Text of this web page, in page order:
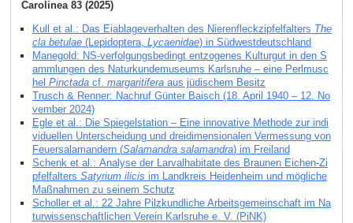
Carolinea 83 (2025)
Kull et al.: Das Eiablageverhalten des Nierenfleckzipfelfalters The
cla betulae(Lepidoptera, Lycaenidae) in Südwestdeutschland
Manegold: NS-verfolgungsbedingt entzogenes Kulturgut in den S
ammlungen des Naturkundemuseums Karlsruhe – eine Perlmusc
hel Pinctada cf. margaritiferaaus jüdischem Besitz
Trusch & Renner: Nachruf Günter Baisch (18. April 1940 – 12. No
vember 2024)
Egle et al.: Die Spiegelstation – Eine innovative Methode zur indi
viduellen Unterscheidung und dreidimensionalen Vermessung von
Feuersalamandern (Salamandra salamandra) im Freiland
Schenk et al.: Analyse der Larvalhabitate des Braunen Eichen-Zi
pfelfalters Satyrium ilicis im Landkreis Heidenheim und mögliche
Maßnahmen zu seinem Schutz
Scholler et al.: 22 Jahre Pilzkundliche Arbeitsgemeinschaft im Na
turwissenschaftlichen Verein Karlsruhe e. V. (PiNK)